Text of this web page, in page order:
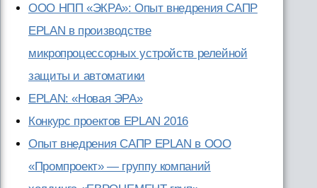
ООО НПП «ЭКРА»: Опыт внедрения САПР
EPLAN в производстве
микропроцессорных устройств релейной
защиты и автоматики
EPLAN: «Новая ЭРА»
Конкурс проектов EPLAN 2016
Опыт внедрения САПР EPLAN в ООО
«Промпроект» — группу компаний